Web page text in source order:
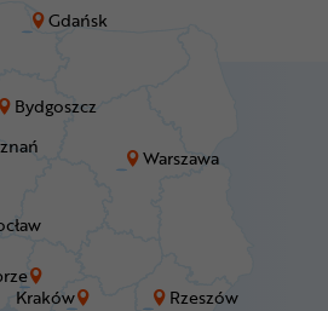
Bydgoszcz
Gdańsk
Kraków Rzeszów
Warszawa